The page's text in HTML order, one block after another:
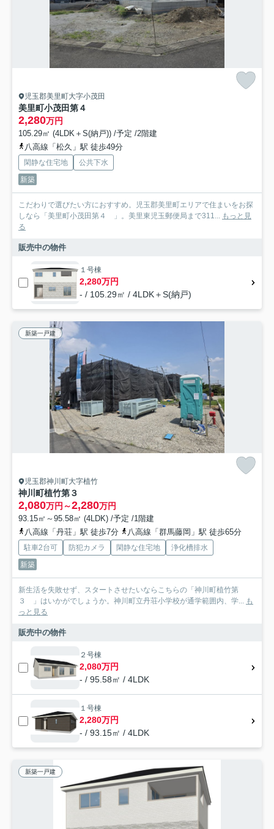
児玉郡美里町大字小茂田
美里町小茂田第４
2,280万円
105.29㎡ (4LDK＋S(納戸)) /予定 /2階建
八高線「松久」駅 徒歩49分
閑静な住宅地
公共下水
新築
こだわりで選びたい方におすすめ。児玉郡美里町エリアで住まいをお探
しなら「美里町小茂田第４ 」。美里東児玉郵便局まで311... もっと見
る
販売中の物件
１号棟
2,280万円
- / 105.29㎡ / 4LDK＋S(納戸)
新築一戸建
児玉郡神川町大字植竹
神川町植竹第３
2,080万円～2,280万円
93.15㎡～95.58㎡ (4LDK) /予定 /1階建
八高線「丹荘」駅 徒歩7分
八高線「群馬藤岡」駅 徒歩65分
駐車2台可 防犯カメラ 閑静な住宅地
浄化槽排水
新築
新生活を失敗せず、スタートさせたいならこちらの「神川町植竹第
３ 」はいかがでしょうか。神川町立丹荘小学校が通学範囲内、学... も
っと見る
販売中の物件
２号棟
2,080万円
- / 95.58㎡ / 4LDK
１号棟
2,280万円
- / 93.15㎡ / 4LDK
新築一戸建